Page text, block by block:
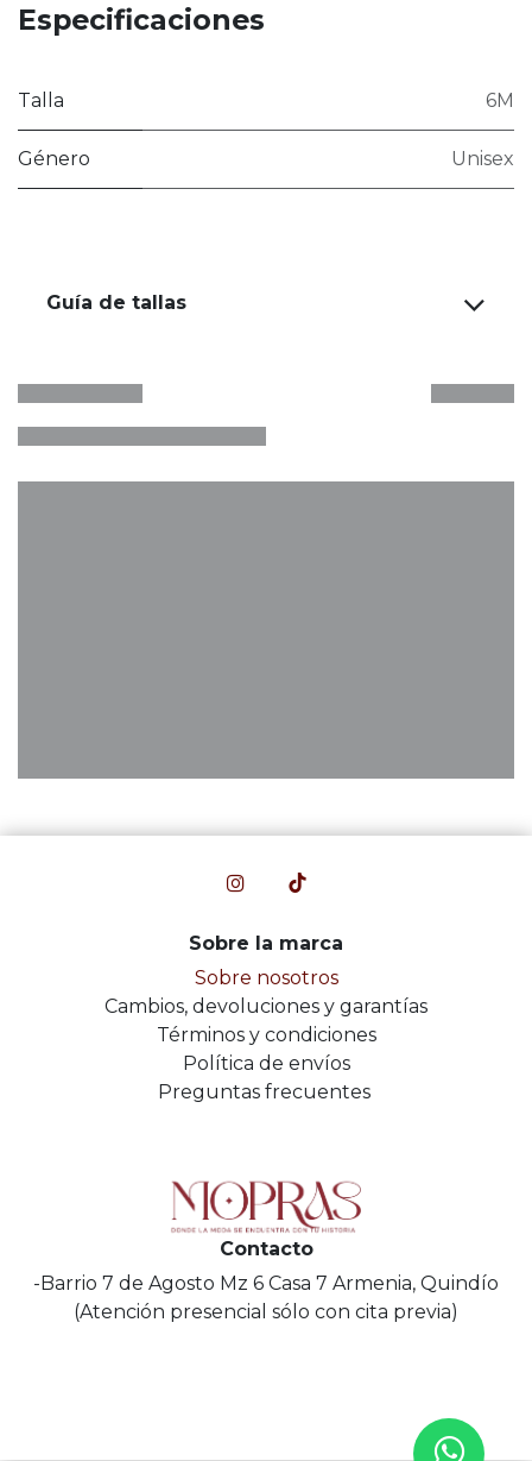
Especificaciones
Talla 6M
Género Unisex
Guía de tallas
Sobre la marca
Sobre nosotros
Cambios, devoluciones y garantías
Términos y condiciones
Política de envíos
Preguntas frecuentes
Contacto
-Barrio 7 de Agosto Mz 6 Casa 7 Armenia, Quindío
(Atención presencial sólo con cita previa)